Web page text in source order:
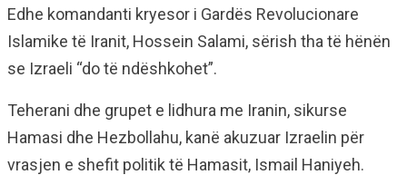
Edhe komandanti kryesor i Gardës Revolucionare
Islamike të Iranit, Hossein Salami, sërish tha të hënën
se Izraeli “do të ndëshkohet”.
Teherani dhe grupet e lidhura me Iranin, sikurse
Hamasi dhe Hezbollahu, kanë akuzuar Izraelin për
vrasjen e shefit politik të Hamasit, Ismail Haniyeh.